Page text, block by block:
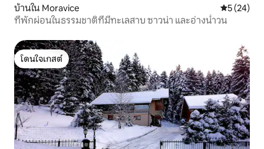
บ้านใน Moravice คะแนนเฉลี่
5 (24)
ที่พักผ่อนในธรรมชาติที่มีทะเลสาบ ซาวน่า และอ่างน้ำวน
โดนใจเกสต์
โดนใจเกสต์